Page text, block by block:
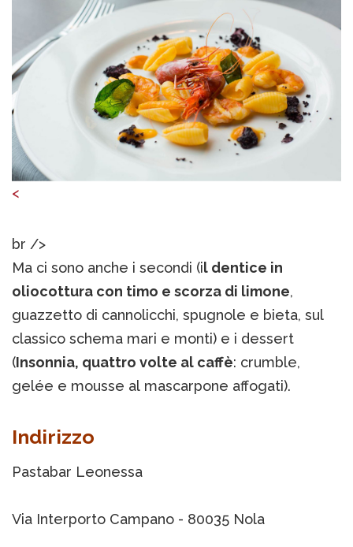
<
br />
Ma ci sono anche i secondi (il dentice in
oliocottura con timo e scorza di limone,
guazzetto di cannolicchi, spugnole e bieta, sul
classico schema mari e monti) e i dessert
(Insonnia, quattro volte al caffè: crumble,
gelée e mousse al mascarpone affogati).
Indirizzo
Pastabar Leonessa
Via Interporto Campano - 80035 Nola